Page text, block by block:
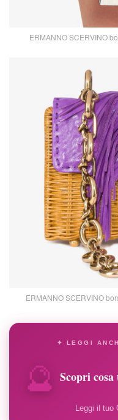
ERMANNO SCERVINO
ERMANNO SCERVINO
🔮
✦ LEGGI
Scopri
Leggi il tuo